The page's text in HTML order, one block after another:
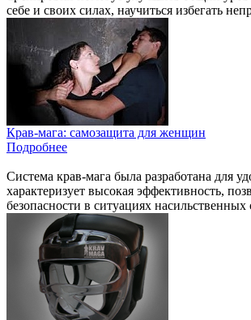
себе и своих силах, научиться избегать
Крав-мага: самозащита для женщин
Подробнее
Система крав-мага была разработана для
характеризует высокая эффективность,
безопасности в ситуациях